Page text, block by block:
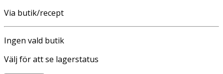
Via butik/recept
Ingen vald butik
Välj för att se lagerstatus